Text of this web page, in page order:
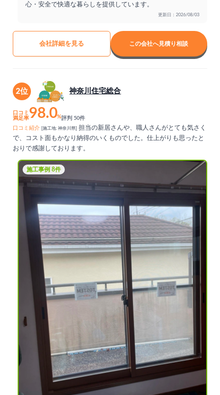
心・安全で快適な暮らしを提供しています。
更新日：2026/08/03
会社詳細を見る この会社へ見積り相談
2位 神奈川住宅総合
口コミ
満足率98.0%評判 50件
口コミ紹介
[施工地: 神奈川県]
担当の新居さんや、職人さんがとても気さく
で、コスト面もかなり納得のいくものでした。仕上がりも思ったと
おりで感謝しております。
施工事例 8件